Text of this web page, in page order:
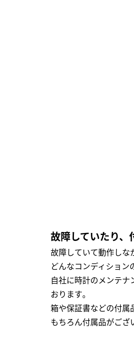
故障していたり、
故障していて動作しな
どんなコンディション
自社に時計のメンテ
おります｡
箱や保証書などの付属
もちろん付属品がござ